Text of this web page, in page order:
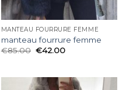
MANTEAU FOURRURE FEMME
manteau fourrure femme
€85.00 €42.00